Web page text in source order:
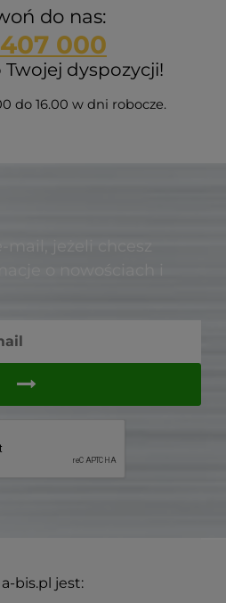
do nas:
000
dyspozycji!
do 16.00 w dni robocze.
bis.pl jest: